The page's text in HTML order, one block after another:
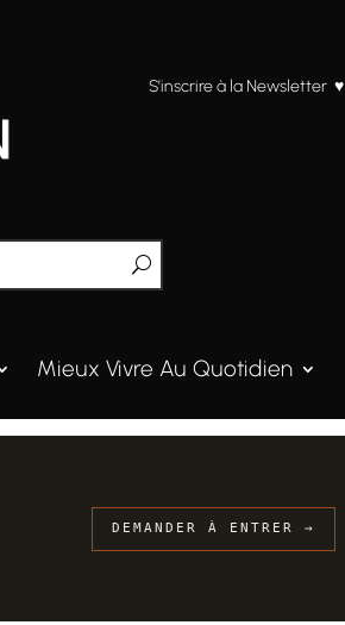
S’inscrire à la Newsletter ♥
Mieux Vivre Au Quotidien
DEMANDER À ENTRER →